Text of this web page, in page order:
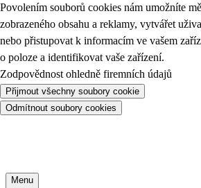
Povolením souborů cookies nám umožníte
zobrazeného obsahu a reklamy, vytvářet
nebo přistupovat k informacím ve vašem
o poloze a identifikovat vaše zařízení.
Zodpovědnost ohledně firemních údajů
Přijmout všechny soubory cookie
Odmítnout soubory cookies
Menu